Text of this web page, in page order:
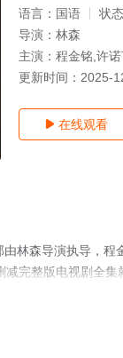
语言： 国语 状态
导演： 林森
主演： 程金铭,许
更新时间： 2025-
 在线观看
林森导演执导，
减完整版电视剧全